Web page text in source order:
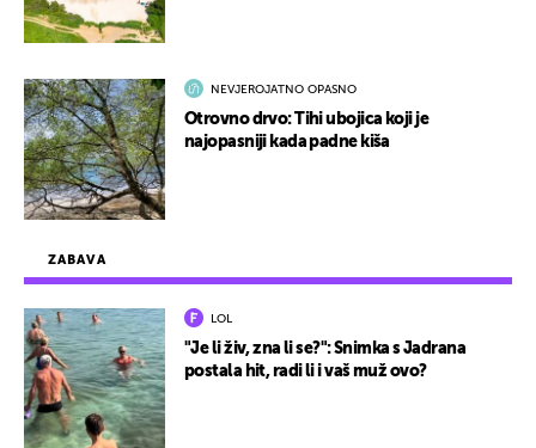
ZABAVA
LOL
"Je li živ, zna li se?": Snimka s Jadrana
postala hit, radi li i vaš muž ovo?
NEVJEROJATNO OPASNO
Otrovno drvo: Tihi ubojica koji je
najopasniji kada padne kiša